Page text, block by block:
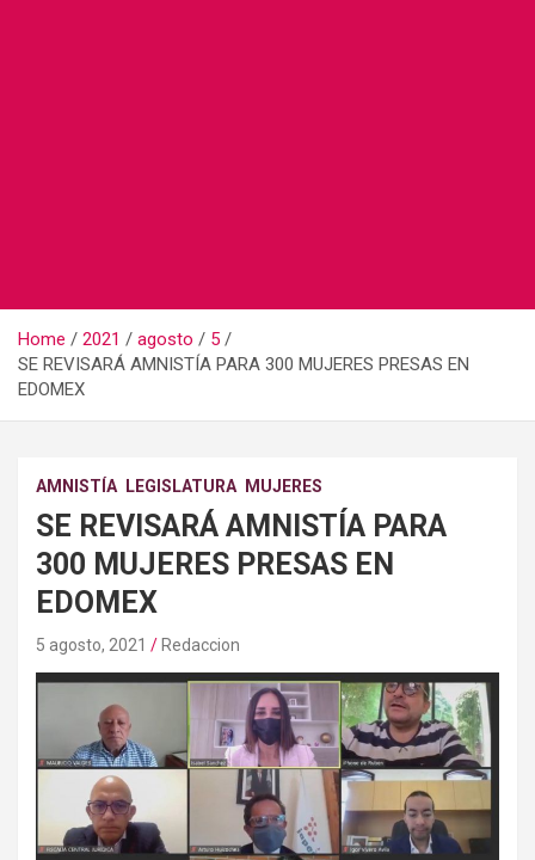
Home 2021 agosto
5
SE REVISARÁ AMNISTÍA PARA 300 MUJERES PRESAS EN
EDOMEX
AMNISTÍA LEGISLATURA MUJERES
SE REVISARÁ AMNISTÍA PARA
300 MUJERES PRESAS EN
EDOMEX
5 agosto, 2021 Redaccion